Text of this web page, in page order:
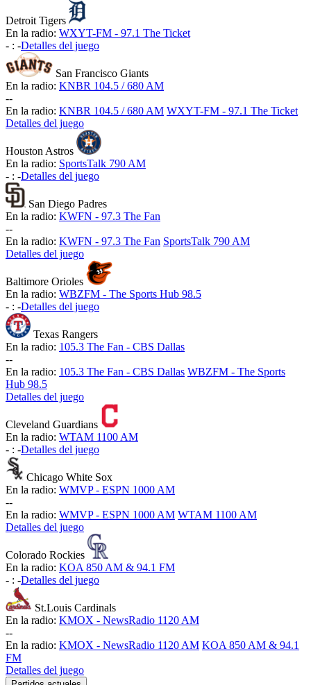
Detroit Tigers
En la radio: WXYT-FM - 97.1 The Ticket
- : -Detalles del juego
San Francisco Giants
En la radio: KNBR 104.5 / 680 AM
--
En la radio: KNBR 104.5 / 680 AM WXYT-FM - 97.1 The Ticket
Detalles del juego
Houston Astros
En la radio: SportsTalk 790 AM
- : -Detalles del juego
San Diego Padres
En la radio: KWFN - 97.3 The Fan
--
En la radio: KWFN - 97.3 The Fan SportsTalk 790 AM
Detalles del juego
Baltimore Orioles
En la radio: WBZFM - The Sports Hub 98.5
- : -Detalles del juego
Texas Rangers
En la radio: 105.3 The Fan - CBS Dallas
--
En la radio: 105.3 The Fan - CBS Dallas WBZFM - The Sports
Hub 98.5
Detalles del juego
Cleveland Guardians
En la radio: WTAM 1100 AM
- : -Detalles del juego
Chicago White Sox
En la radio: WMVP - ESPN 1000 AM
--
En la radio: WMVP - ESPN 1000 AM WTAM 1100 AM
Detalles del juego
Colorado Rockies
En la radio: KOA 850 AM & 94.1 FM
- : -Detalles del juego
St.Louis Cardinals
En la radio: KMOX - NewsRadio 1120 AM
--
En la radio: KMOX - NewsRadio 1120 AM KOA 850 AM & 94.1
FM
Detalles del juego